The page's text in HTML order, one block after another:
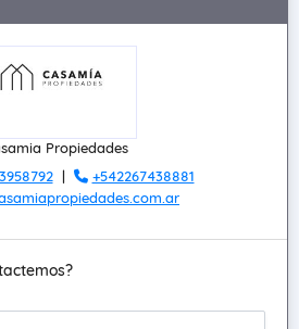
Propiedades
|
+542267438881